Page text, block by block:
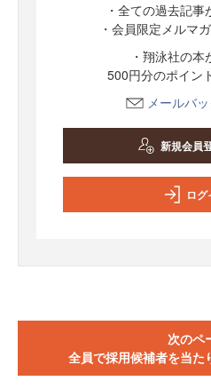
・全ての過去記
・会員限定メルマ
・翔泳社の本
500円分のポイン
メールバ
新規会員
ロ
次のペ
全員で採用候補者を当た